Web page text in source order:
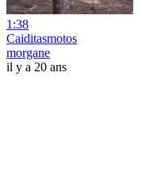
1:38
Caiditasmotos
morgane
il y a 20 ans